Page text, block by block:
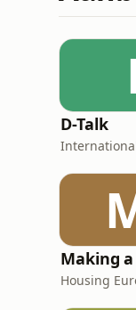
D-Talk
Housing